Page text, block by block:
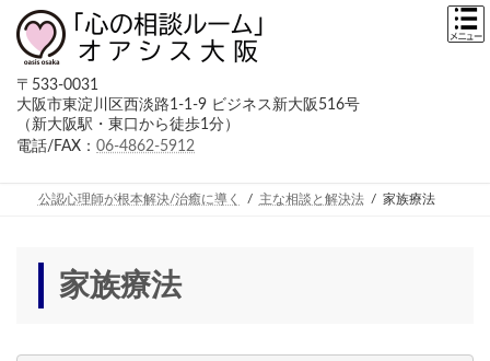
〒533-0031
大阪市東淀川区西淡路1-1-9 ビジネス新大阪516号
（新大阪駅・東口から徒歩1分）
電話/FAX： 06-4862-5912
公認心理師が根本解決/治癒に導く 主な相談と解決法 家族療法
家族療法